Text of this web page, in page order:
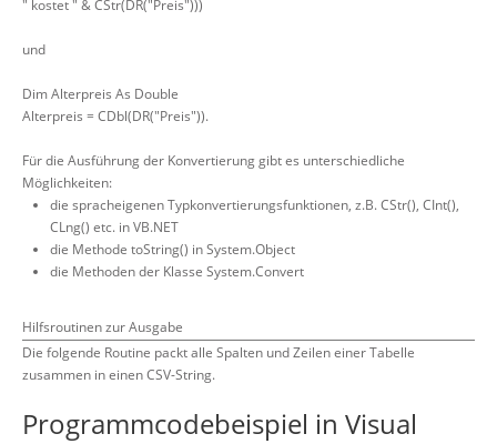
" kostet " & CStr(DR("Preis")))
und
Dim Alterpreis As Double
Alterpreis = CDbl(DR("Preis")).
Für die Ausführung der Konvertierung gibt es unterschiedliche
Möglichkeiten:
die spracheigenen Typkonvertierungsfunktionen, z.B. CStr(), CInt(),
CLng() etc. in VB.NET
die Methode toString() in System.Object
die Methoden der Klasse System.Convert
Hilfsroutinen zur Ausgabe
Die folgende Routine packt alle Spalten und Zeilen einer Tabelle
zusammen in einen CSV-String.
Programmcodebeispiel in Visual